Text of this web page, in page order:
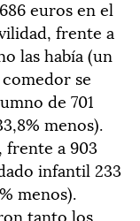
euros en el
, frente a
lashabía (un
comedor se
de 701
menos).
, frente a 903
infantil 233
menos).
tanto los